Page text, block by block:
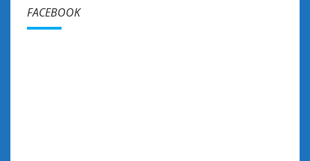
FACEBOOK